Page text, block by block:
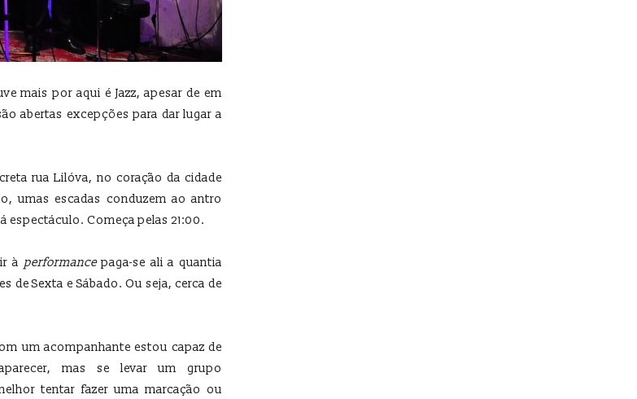
mais por aqui é Jazz, apesar de em
abertas excepções para dar lugar a
rua Lilóva, no coração da cidade
umas escadas conduzem ao antro
espectáculo. Começa pelas 21:00.
à performancepaga-se ali a quantia
de Sexta e Sábado. Ou seja, cerca de
um acompanhante estou capaz de
mas se levar um grupo
tentar fazer uma marcação ou